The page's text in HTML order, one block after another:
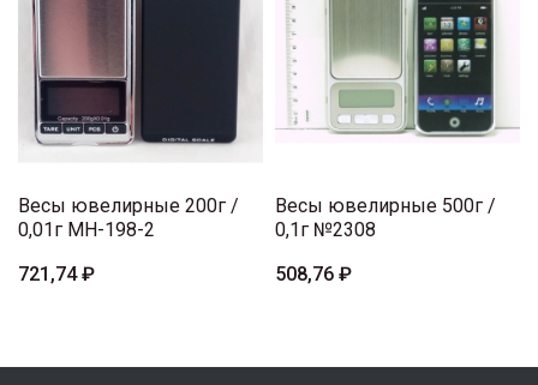
Весы ювелирные 200г /
0,01г MH-198-2
721,74 ₽
Весы ювелирные 500г /
0,1г №2308
508,76 ₽